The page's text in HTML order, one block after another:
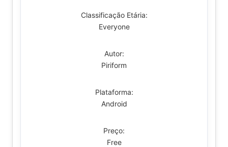
Classificação Etária:
Everyone
Autor:
Piriform
Plataforma:
Android
Preço:
Free